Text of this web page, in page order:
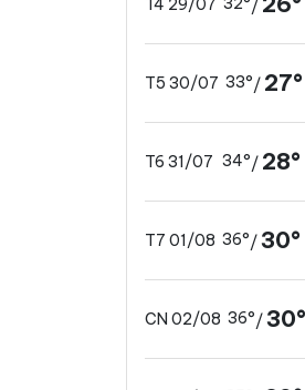
T4 29/07 /
T5 30/07 33°/ 27°
T6 31/07 34°/ 28°
T7 01/08 36°/30°
CN 02/08 36°/30°